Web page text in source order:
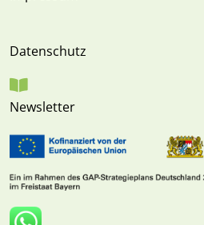
Datenschutz
Newsletter